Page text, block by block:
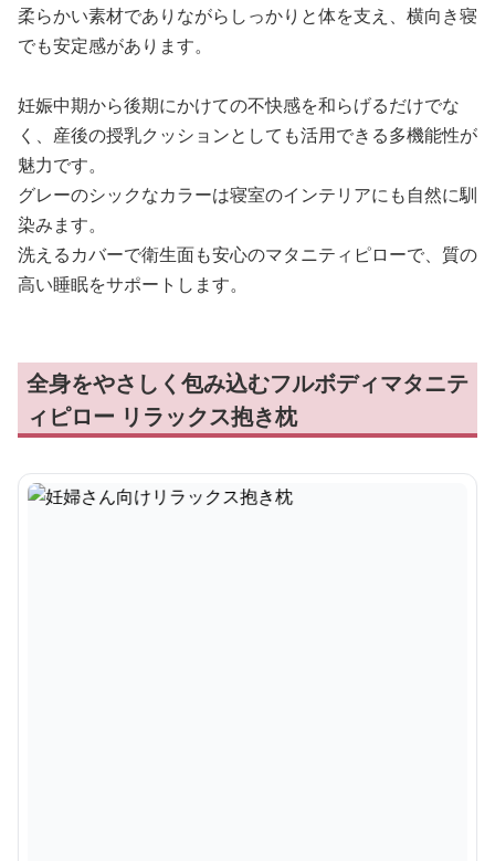
柔らかい素材でありながらしっかりと体を支え、横向き寝
でも安定感があります。
妊娠中期から後期にかけての不快感を和らげるだけでな
く、産後の授乳クッションとしても活用できる多機能性が
魅力です。
グレーのシックなカラーは寝室のインテリアにも自然に馴
染みます。
洗えるカバーで衛生面も安心のマタニティピローで、質の
高い睡眠をサポートします。
全身をやさしく包み込むフルボディマタニテ
ィピロー リラックス抱き枕